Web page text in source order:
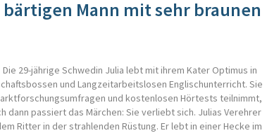
Mann mit sehr braunen
Die 29-jährige Schwedin Julia lebt mit ihrem Kater Optimus in
und Langzeitarbeitslosen Englischunterricht. Sie
und kostenlosen Hörtests teilnimmt,
dann passiert das Märchen: Sie verliebt sich. Julias Verehrer
Ritter in der strahlenden Rüstung. Er lebt in einer Hecke im